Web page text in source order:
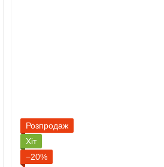
Розпродаж
Хіт
−20%